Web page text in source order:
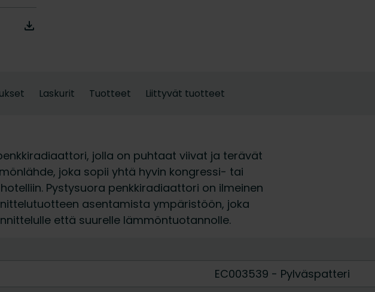
Laskurit Tuotteet Liittyvät tuotteet
jolla on puhtaat viivat ja terävät
joka sopii yhtä hyvin kongressi- tai
Pystysuora penkkiradiaattori on ilmeinen
asentamista ympäristöön, joka
että suurelle lämmöntuotannolle.
EC003539 - Pylväspatteri